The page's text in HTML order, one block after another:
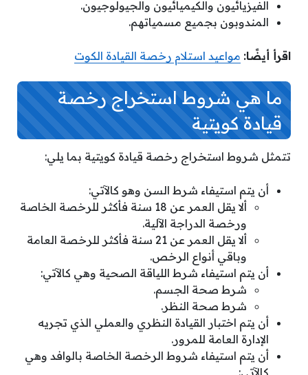
الفيزيائيون والكيميائيون والجيولوجيون.
المندوبون بجميع مسمياتهم.
اقرأ أيضًا: مواعيد استلام رخصة القيادة الكوت
ما هي شروط استخراج رخصة
قيادة كويتية
تتمثل شروط استخراج رخصة قيادة كويتية بما يلي:
أن يتم استيفاء شرط السن وهو كالآتي:
ألا يقل العمر عن 18 سنة فأكثر للرخصة الخاصة
ورخصة الدراجة الآلية.
ألا يقل العمر عن 21 سنة فأكثر للرخصة العامة
وباقي أنواع الرخص.
أن يتم استيفاء شرط اللياقة الصحية وهي كالآتي:
شرط صحة الجسم.
شرط صحة النظر.
أن يتم اختبار القيادة النظري والعملي الذي تجريه
الإدارة العامة للمرور.
أن يتم استيفاء شروط الرخصة الخاصة بالوافد وهي
كالآتي: